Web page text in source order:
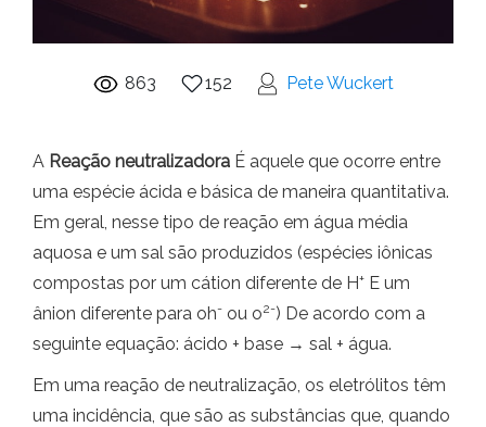
863 152 Pete Wuckert
A Reação neutralizadora É aquele que ocorre entre
uma espécie ácida e básica de maneira quantitativa.
Em geral, nesse tipo de reação em água média
aquosa e um sal são produzidos (espécies iônicas
compostas por um cátion diferente de H+ E um
ânion diferente para oh- ou o2-) De acordo com a
seguinte equação: ácido + base → sal + água.
Em uma reação de neutralização, os eletrólitos têm
uma incidência, que são as substâncias que, quando